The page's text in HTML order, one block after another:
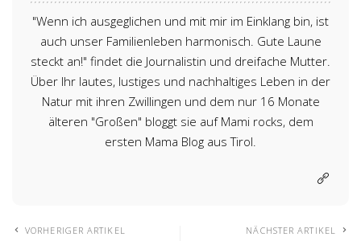
"Wenn ich ausgeglichen und mit mir im Einklang bin, ist
auch unser Familienleben harmonisch. Gute Laune
steckt an!" findet die Journalistin und dreifache Mutter.
Über Ihr lautes, lustiges und nachhaltiges Leben in der
Natur mit ihren Zwillingen und dem nur 16 Monate
älteren "Großen" bloggt sie auf Mami rocks, dem
ersten Mama Blog aus Tirol.
VORHERIGER ARTIKEL NÄCHSTER ARTIKEL